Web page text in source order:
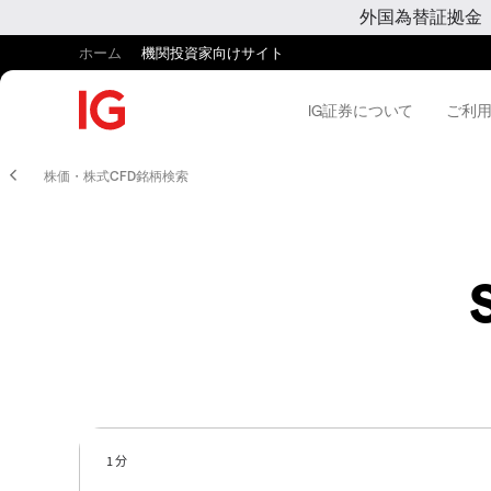
外国為替証拠金
ホーム 機関投資家向けサイト
IG証券について ご利
株価・株式CFD銘柄検索
1 分